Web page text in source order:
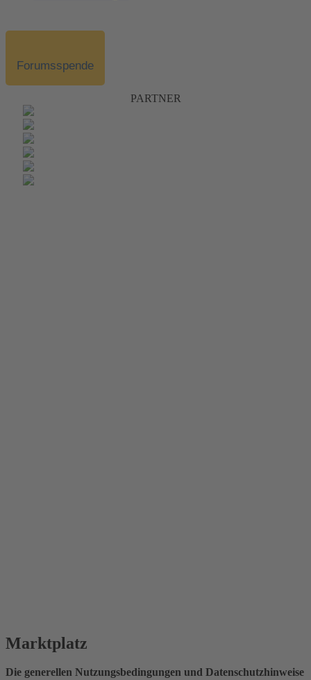
Forumsspende
PARTNER
Marktplatz
Die generellen Nutzungsbedingungen und Datenschutzhinweise